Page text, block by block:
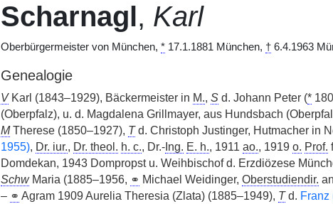
Scharnagl, Karl
Oberbürgermeister von München, *17.1.1881 München, †6.4.1963
Genealogie
VKarl (1843–1929), Bäckermeister in M., Sd. Johann Peter (*
(Oberpfalz), u. d. Magdalena Grillmayer, aus Hundsbach
MTherese (1850–1927), Td. Christoph Justinger, Hutmacher in
1955), Dr. iur., Dr. theol. h. c., Dr.-Ing. E. h., 1911 ao., 1919 o. Prof.
Domdekan, 1943 Dompropst u. Weihbischof d. Erzdiözese
SchwMaria (1885–1956, ⚭ Michael Weidinger, Oberstudiendir.
– ⚭ Agram 1909 Aurelia Theresia (Zlata) (1885–1949), Td. Franz